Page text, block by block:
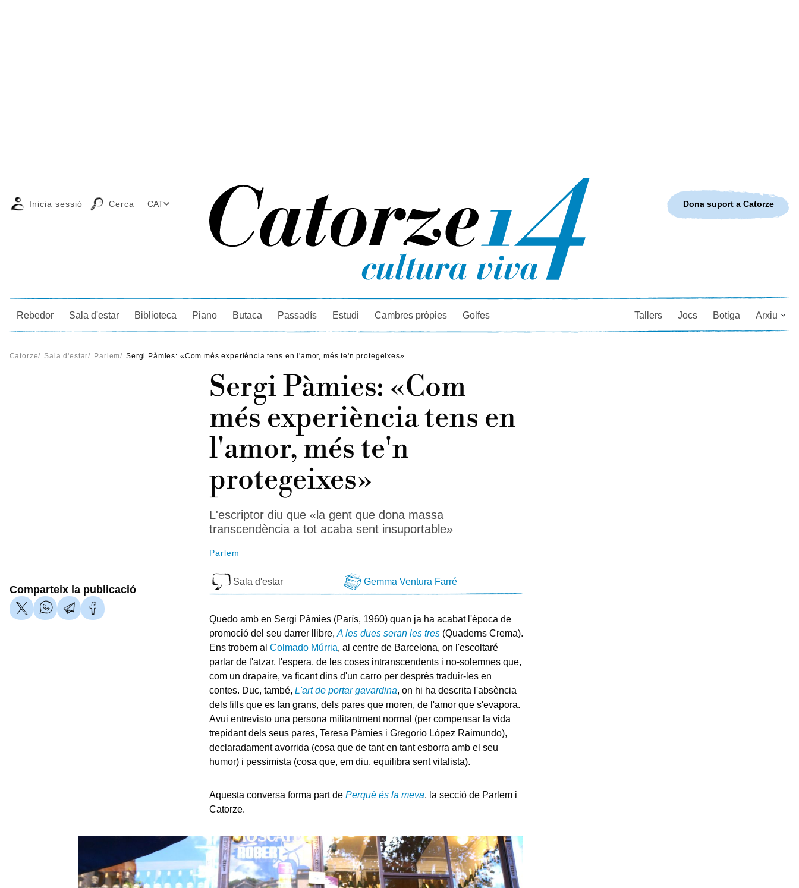
Cercador
Inicia sessió Cerca CAT
Rebedor Sala d'estar Biblioteca Piano Butaca Passadís Estudi Cambres pròpies Golfes Tallers Jocs Botiga Arxiu
Dona suport a Catorze
Catorze/ Sala d'estar/ Parlem/ Sergi Pàmies: «Com més experiència tens en l'amor, més te'n protegeixes»
Sergi Pàmies: «Com
més experiència tens en
l'amor, més te'n
protegeixes»
L'escriptor diu que «la gent que dona massa
transcendència a tot acaba sent insuportable»
Parlem
Sala d'estar Gemma Ventura Farré
Comparteix la publicació
Quedo amb en Sergi Pàmies (París, 1960) quan ja ha acabat l'època de
promoció del seu darrer llibre, A les dues seran les tres(Quaderns Crema).
Ens trobem al Colmado Múrria, al centre de Barcelona, on l'escoltaré
parlar de l'atzar, l'espera, de les coses intranscendents i no-solemnes que,
com un drapaire, va ficant dins d'un carro per després traduir-les en
contes. Duc, també, L'art de portar gavardina, on hi ha descrita l'absència
dels fills que es fan grans, dels pares que moren, de l'amor que s'evapora.
Avui entrevisto una persona militantment normal (per compensar la vida
trepidant dels seus pares, Teresa Pàmies i Gregorio López Raimundo),
declaradament avorrida (cosa que de tant en tant esborra amb el seu
humor) i pessimista (cosa que, em diu, equilibra sent vitalista).
Aquesta conversa forma part de Perquè és la meva, la secció de Parlem i
Catorze.